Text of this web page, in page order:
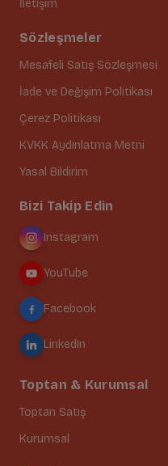
İletişim
Sözleşmeler
Mesafeli Satış Sözleşmesi
İade ve Değişim Politikası
Çerez Politikası
KVKK Aydınlatma Metni
Yasal Bildirim
Bizi Takip Edin
Instagram
YouTube
Facebook
LinkedIn
Toptan & Kurumsal
Toptan Satış
Kurumsal